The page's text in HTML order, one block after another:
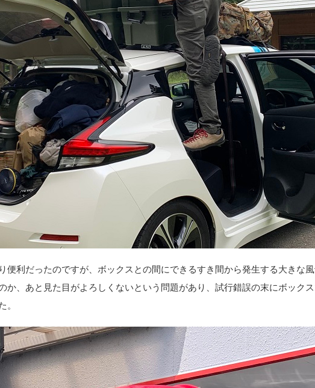
便利だったのですが、ボックスとの間にできるすき間から発生する大きな
か、あと見た目がよろしくないという問題があり、試行錯誤の末にボック
。